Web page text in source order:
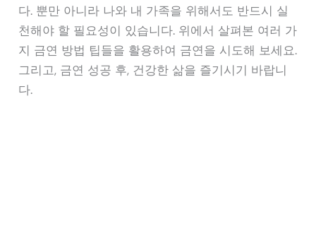
다. 뿐만 아니라 나와 내 가족을 위해서도 반드시 실
천해야 할 필요성이 있습니다. 위에서 살펴본 여러 가
지 금연 방법 팁들을 활용하여 금연을 시도해 보세요.
그리고, 금연 성공 후, 건강한 삶을 즐기시기 바랍니
다.